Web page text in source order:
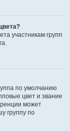
участникам групп
по умолчанию
цвет и звание
может
группу по